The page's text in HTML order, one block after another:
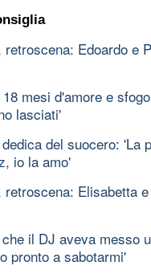
retroscena: Edoardo e
mesi d'amore e
lasciati'
del suocero: 'La
io la amo'
retroscena: Elisabetta
il DJ aveva messo
pronto a sabotarmi'